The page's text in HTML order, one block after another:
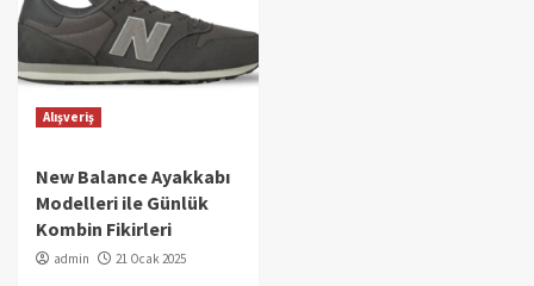
Alışveriş
New Balance Ayakkabı
Modelleri ile Günlük
Kombin Fikirleri
admin 21 Ocak 2025